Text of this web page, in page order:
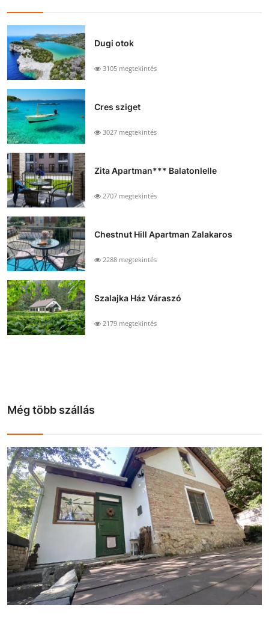
Dugi otok
3105 megtekintés
Cres sziget
3027 megtekintés
Zita Apartman*** Balatonlelle
2707 megtekintés
Chestnut Hill Apartman Zalakaros
2288 megtekintés
Szalajka Ház Váraszó
2179 megtekintés
Még több szállás